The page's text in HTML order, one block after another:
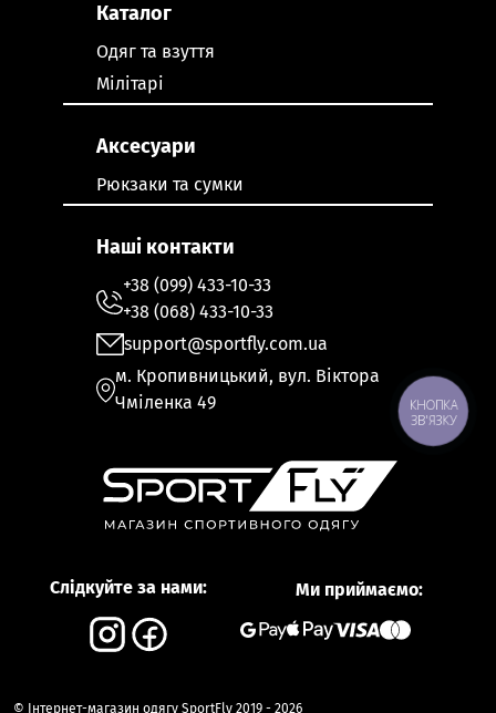
Слідкуйте за нами: Ми приймаємо:
Каталог
Одяг та взуття
Мілітарі
Аксесуари
Рюкзаки та сумки
Наші контакти
+38 (099) 433-10-33
+38 (068) 433-10-33
support@sportfly.com.ua
м. Кропивницький, вул. Віктора
Чміленка 49
© Інтернет-магазин одягу SportFly 2019 - 2026
КНОПКА
ЗВ'ЯЗКУ